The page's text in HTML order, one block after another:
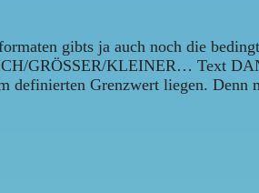
gibts ja auch noch die
GRÖSSER/KLEINER… Text
definierten Grenzwert liegen.